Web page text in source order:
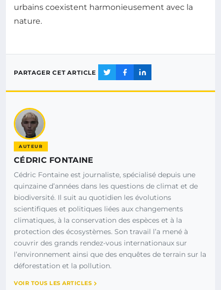
urbains coexistent harmonieusement avec la
nature.
PARTAGER CET ARTICLE
AUTEUR
CÉDRIC FONTAINE
Cédric Fontaine est journaliste, spécialisé depuis une
quinzaine d’années dans les questions de climat et de
biodiversité. Il suit au quotidien les évolutions
scientifiques et politiques liées aux changements
climatiques, à la conservation des espèces et à la
protection des écosystèmes. Son travail l’a mené à
couvrir des grands rendez-vous internationaux sur
l’environnement ainsi que des enquêtes de terrain sur la
déforestation et la pollution.
VOIR TOUS LES ARTICLES